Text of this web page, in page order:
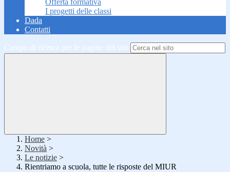
Offerta formativa
I progetti delle classi
Dada
Contatti
Campo di ricerca per le pagine del sito
Home >
Novità >
Le notizie >
Rientriamo a scuola, tutte le risposte del MIUR